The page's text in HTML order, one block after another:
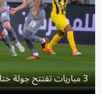
3 مباريات تفتتح جولة ختام دوري أدنوك